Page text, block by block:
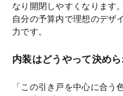
なり開閉しやすくなります
自分の予算内で理想のデザ
力です。
内装はどうやって決め
「この引き戸を中心に合う